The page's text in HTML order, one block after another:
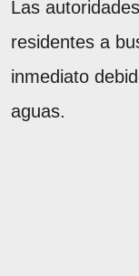
Las
residentes a
inmediato
aguas.